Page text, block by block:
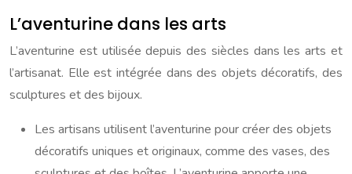
L’aventurine dans les arts
L’aventurine est utilisée depuis des siècles dans les arts et
l’artisanat. Elle est intégrée dans des objets décoratifs, des
sculptures et des bijoux.
Les artisans utilisent l’aventurine pour créer des objets
décoratifs uniques et originaux, comme des vases, des